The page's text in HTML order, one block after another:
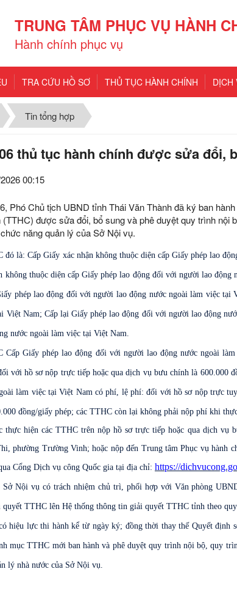
TRUNG TÂM PHỤC VỤ HÀNH
Hành chính phục vụ
TRA CỨU HỒ SƠ THỦ TỤC HÀNH CHÍNH DỊCH
Tin tổng hợp
thủ tục hành chính được sửa đổi,
00:15
Phó Chủ tịch UBND tỉnh Thái Văn Thành đã ký ban
được sửa đổi, bổ sung và phê duyệt quy trình nội
năng quản lý của Sở Nội vụ.
đó là: Cấp Giấy xác nhận không thuộc diện cấp Giấy phép lao
không thuộc diện cấp Giấy phép lao động đối với người lao
phép lao động đối với người lao động nước ngoài làm việc
Việt Nam; Cấp lại Giấy phép lao động đối với người lao động
nước ngoài làm việc tại Việt Nam.
CấpGiấy phép lao động đối với người lao động nước ngoài
với hồ sơ nộp trực tiếp hoặc qua dịch vụ bưu chính là 600.000
làm việc tại Việt Nam có phí, lệ phí:đối với hồ sơ nộp trực
đồng/giấy phép; các TTHC còn lại không phải nộp phí khi
thực hiện các TTHC trên nộp hồ sơ trực tiếp hoặc qua dịch vụ
phường Trường Vinh; hoặc nộp đến Trung tâm Phục vụ hành
Cổng Dịch vụ công Quốc gia tại địa chỉ: https://
Nội vụ có trách nhiệm chủ trì, phối hợp với Văn phòng
TTHC lên Hệ thống thông tin giải quyết TTHC tỉnh theo
hiệu lực thi hành kể từ ngày ký; đồng thời thay thế Quyết
mục TTHC mới ban hành và phê duyệt quy trình nội bộ, quy
lý nhà nước của Sở Nội vụ.